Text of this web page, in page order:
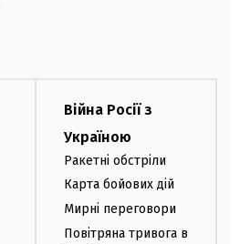
Війна Росії з
Україною
Ракетні обстріли
Карта бойових дій
Мирні переговори
Повітряна тривога в